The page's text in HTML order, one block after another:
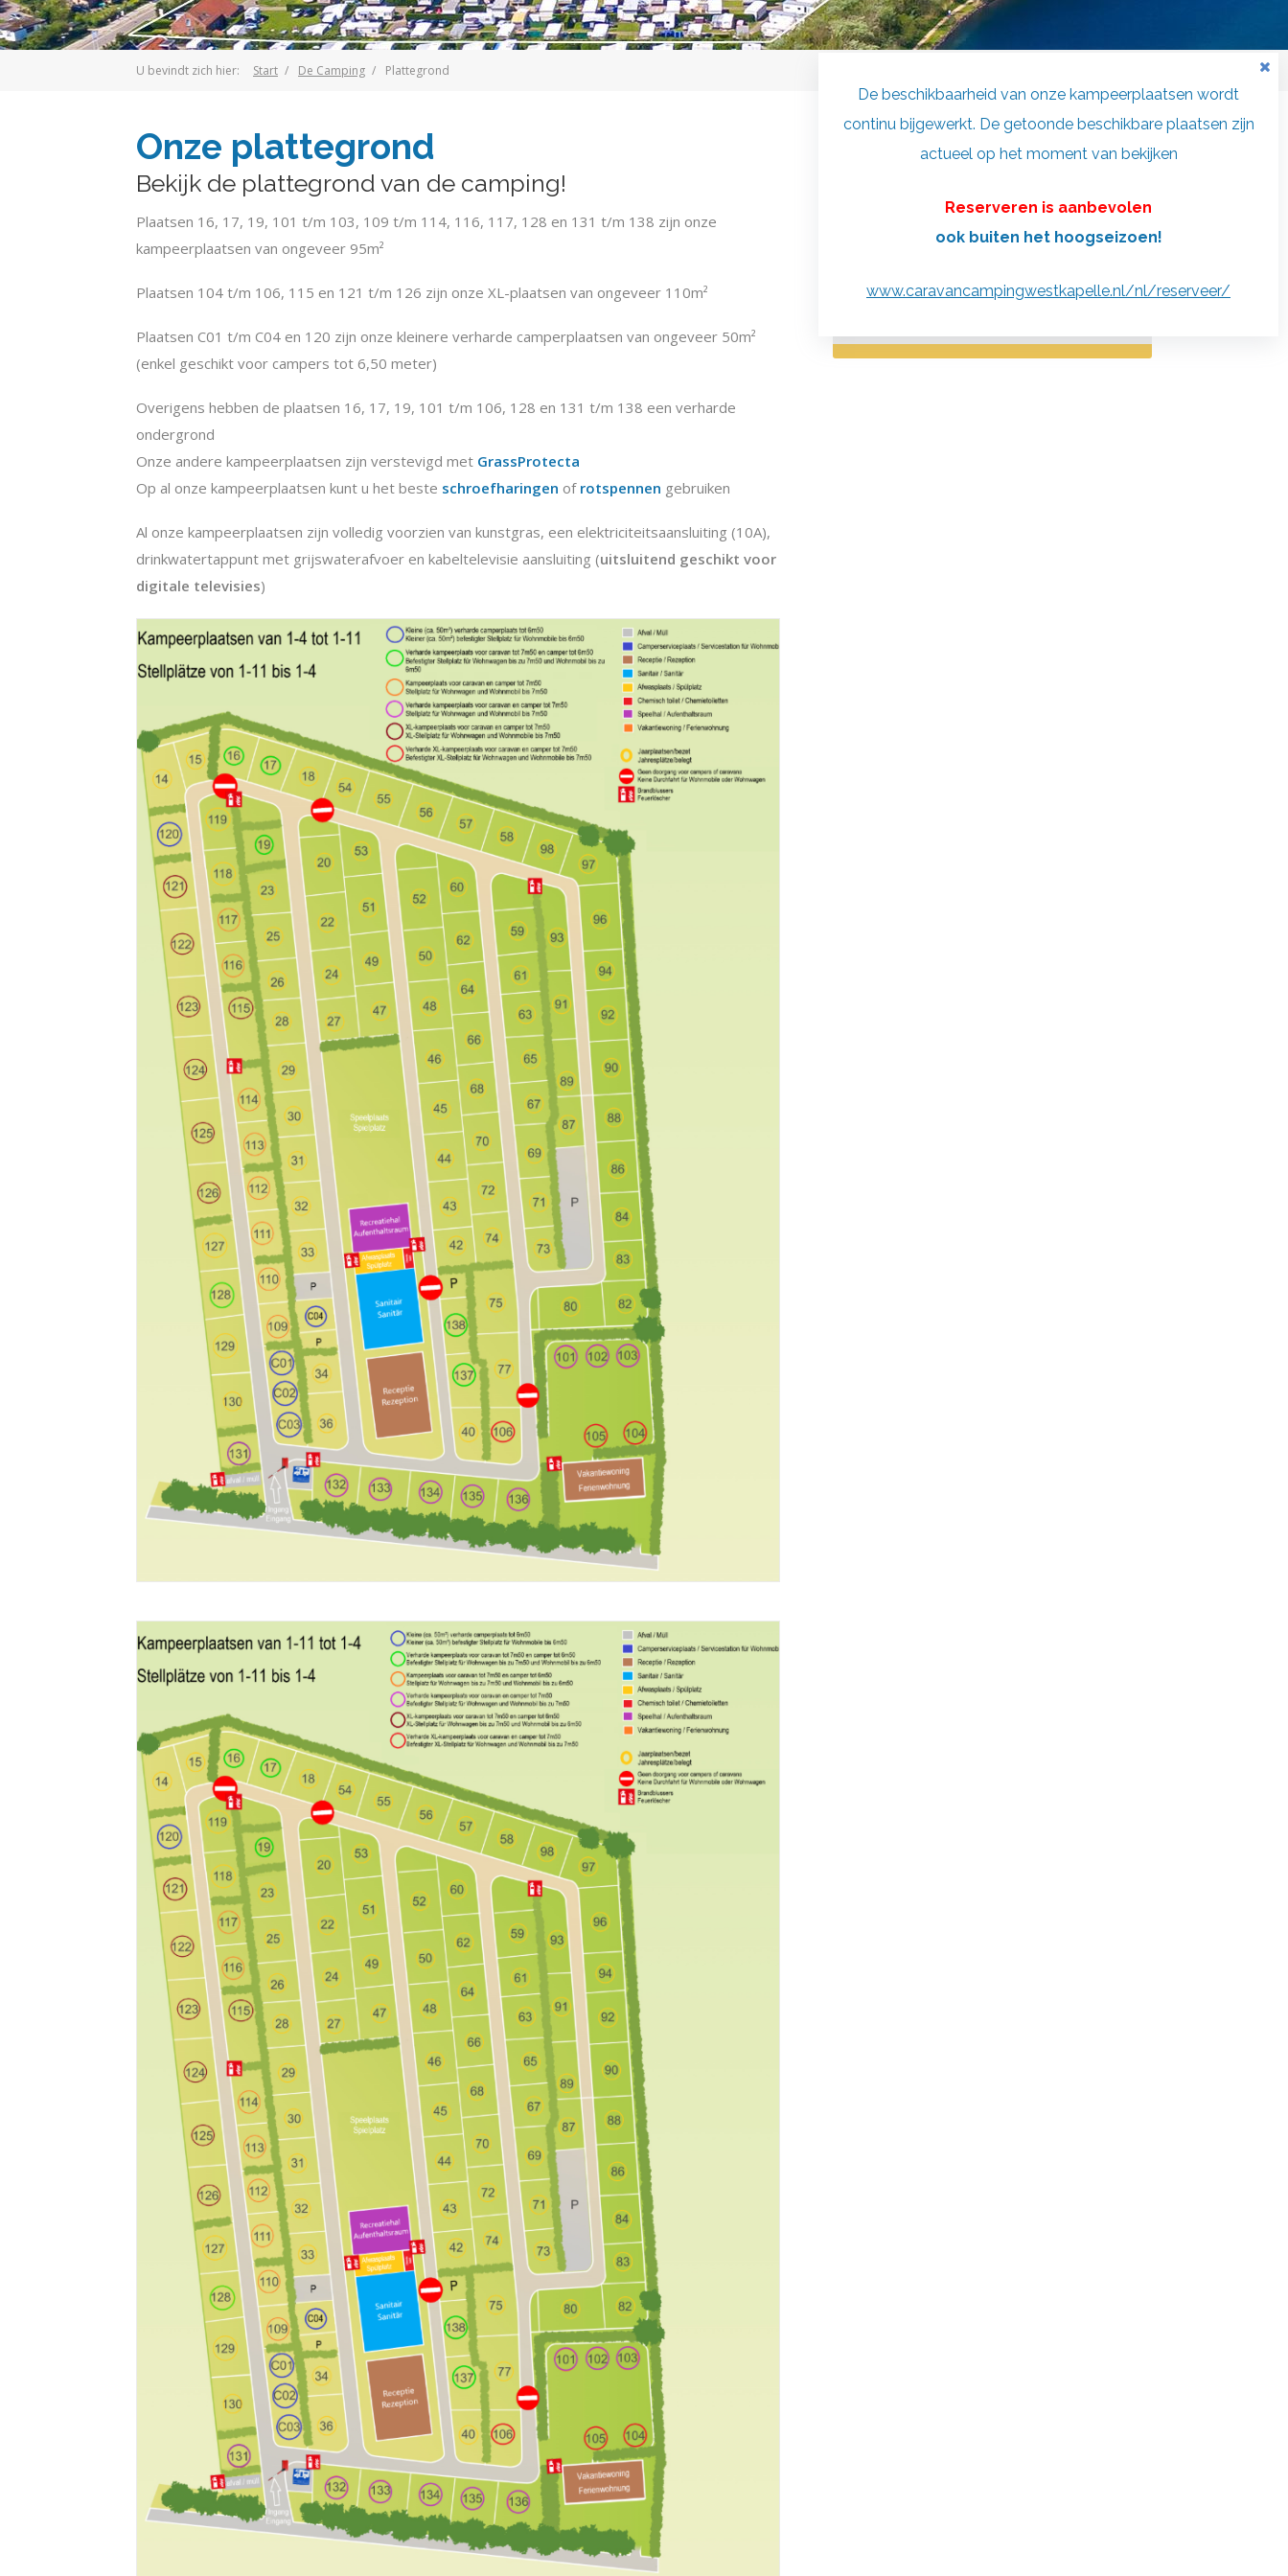
De beschikbaarheid van onze kampeerplaatsen wordt
continu bijgewerkt. De getoonde beschikbare plaatsen zijn
actueel op het moment van bekijken
Reserveren is aanbevolen
ook buiten het hoogseizoen!
www.caravancampingwestkapelle.nl/nl/reserveer/
U bevindt zich hier: Start De Camping Plattegrond
Onze plattegrond
Bekijk de plattegrond van de camping!
Plaatsen 16, 17, 19, 101 t/m 103, 109 t/m 114, 116, 117, 128 en 131 t/m 138 zijn onze
kampeerplaatsen van ongeveer 95m²
Plaatsen 104 t/m 106, 115 en 121 t/m 126 zijn onze XL-plaatsen van ongeveer 110m²
Plaatsen C01 t/m C04 en 120 zijn onze kleinere verharde camperplaatsen van ongeveer 50m²
(enkel geschikt voor campers tot 6,50 meter)
Overigens hebben de plaatsen 16, 17, 19, 101 t/m 106, 128 en 131 t/m 138 een verharde
ondergrond
Onze andere kampeerplaatsen zijn verstevigd met GrassProtecta
Op al onze kampeerplaatsen kunt u het beste schroefharingen of rotspennen gebruiken
Al onze kampeerplaatsen zijn volledig voorzien van kunstgras, een elektriciteitsaansluiting (10A),
drinkwatertappunt met grijswaterafvoer en kabeltelevisie aansluiting (uitsluitend geschikt voor
digitale televisies)
Contactgegevens
Caravancamping “Westkapelle”
Joossesweg 7